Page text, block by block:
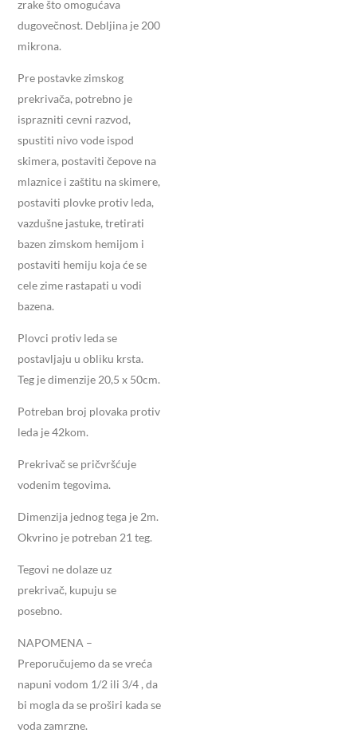
zrake što omogućava
dugovečnost. Debljina je 200
mikrona.
Pre postavke zimskog
prekrivača, potrebno je
isprazniti cevni razvod,
spustiti nivo vode ispod
skimera, postaviti čepove na
mlaznice i zaštitu na skimere,
postaviti plovke protiv leda,
vazdušne jastuke, tretirati
bazen zimskom hemijom i
postaviti hemiju koja će se
cele zime rastapati u vodi
bazena.
Plovci protiv leda se
postavljaju u obliku krsta.
Teg je dimenzije 20,5 x 50cm.
Potreban broj plovaka protiv
leda je 42kom.
Prekrivač se pričvršćuje
vodenim tegovima.
Dimenzija jednog tega je 2m.
Okvrino je potreban 21 teg.
Tegovi ne dolaze uz
prekrivač, kupuju se
posebno.
NAPOMENA –
Preporučujemo da se vreća
napuni vodom 1/2 ili 3/4 , da
bi mogla da se proširi kada se
voda zamrzne.